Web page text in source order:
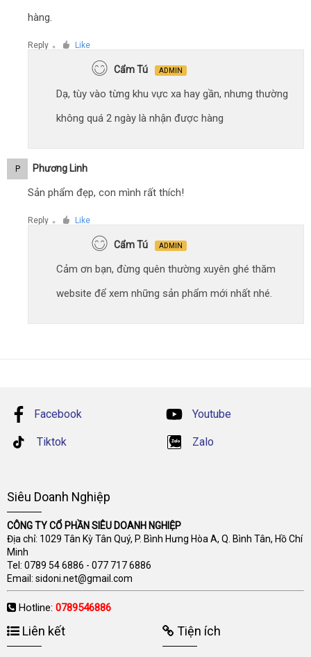
hàng.
Reply ● Like
Cẩm Tú ADMIN
Dạ, tùy vào từng khu vực xa hay gần, nhưng thường
không quá 2 ngày là nhận được hàng
P Phương Linh
Sản phẩm đẹp, con mình rất thích!
Reply ● Like
Cẩm Tú ADMIN
Cảm ơn bạn, đừng quên thường xuyên ghé thăm
website để xem những sản phẩm mới nhất nhé.
Facebook Youtube
Tiktok Zalo
Siêu Doanh Nghiệp
CÔNG TY CỔ PHẦN SIÊU DOANH NGHIỆP
Địa chỉ: 1029 Tân Kỳ Tân Quý, P. Bình Hưng Hòa A, Q. Bình Tân, Hồ Chí
Minh
Tel: 0789 54 6886 - 077 717 6886
Email: sidoni.net@gmail.com
Hotline: 0789546886
Liên kết Tiện ích